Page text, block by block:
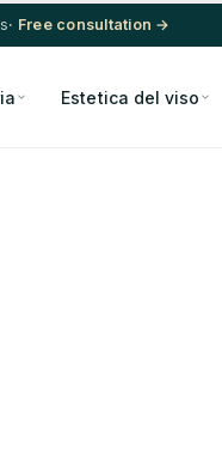
· Free consultation →
Estetica del viso